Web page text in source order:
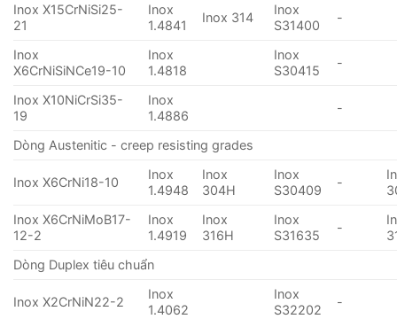
Inox X15CrNiSi25-
21
Inox
1.4841
Inox 314
Inox
S31400
-
Inox
X6CrNiSiNCe19-10
Inox
1.4818
Inox
S30415
-
Inox X10NiCrSi35-
19
Inox
1.4886
-
Dòng Austenitic - creep resisting grades
Inox X6CrNi18-10
Inox
1.4948
Inox
304H
Inox
S30409
-
Inox X6CrNiMoB17-
12-2
Inox
1.4919
Inox
316H
Inox
S31635
-
Dòng Duplex tiêu chuẩn
Inox X2CrNiN22-2
Inox
1.4062
Inox
S32202
-